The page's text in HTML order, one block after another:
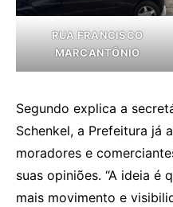
RUA FRANCISCO
MARCANTÔNIO
Segundo explica a
Schenkel, a Prefeitura já
moradores e
suas opiniões. “A ideia é
mais movimento e